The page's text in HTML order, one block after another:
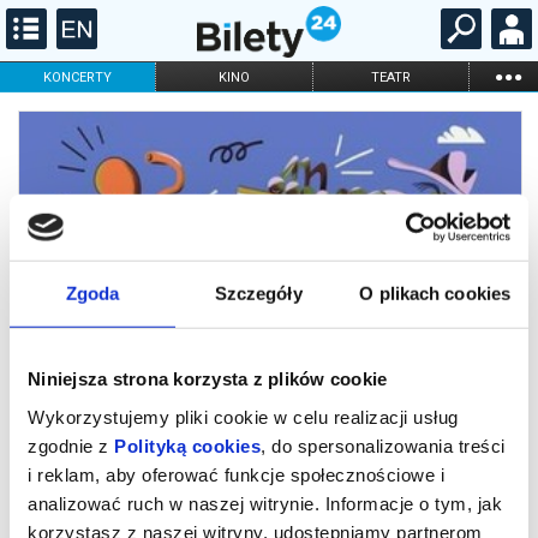
Zgoda Szczegóły O plikach cookies
Niniejsza strona korzysta z plików cookie
Wykorzystujemy pliki cookie w celu realizacji usług
zgodnie z Polityką cookies , do spersonalizowania treści
i reklam, aby oferować funkcje społecznościowe i
analizować ruch w naszej witrynie. Informacje o tym, jak
korzystasz z naszej witryny, udostępniamy partnerom
KONCERTY KINO TEATR ...
FILHARMONIA OPERA I BALET
DLA DZIECI
ONLINE KARNETY
137. Od brzuszka do uszka